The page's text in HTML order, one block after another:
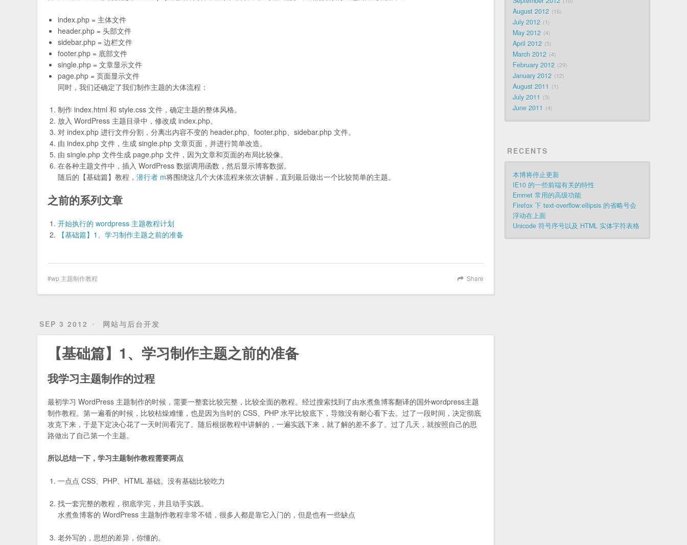
index.php = 主体文件
header.php = 头部文件
sidebar.php = 边栏文件
footer.php = 底部文件
single.php = 文章显示文件
page.php = 页面显示文件
同时，我们还确定了我们制作主题的大体流程：
制作 index.html 和 style.css 文件，确定主题的整体风格。
放入 WordPress 主题目录中，修改成 index.php。
对 index.php 进行文件分割，分离出内容不变的 header.php、footer.php、sidebar.php 文件。
由 index.php 文件，生成 single.php 文章页面，并进行简单改造。
由 single.php 文件生成 page.php 文件，因为文章和页面的布局比较像。
在各种主题文件中，插入 WordPress 数据调用函数，然后显示博客数据。
随后的【基础篇】教程，潜行者 m将围绕这几个大体流程来依次讲解，直到最后做出一个比较简单的主题。
之前的系列文章
开始执行的 wordpress 主题教程计划
【基础篇】1、学习制作主题之前的准备
Share
wp 主题制作教程
SEP 3 2012 网站与后台开发
【基础篇】1、学习制作主题之前的准备
我学习主题制作的过程
最初学习 WordPress 主题制作的时候，需要一整套比较完整，比较全面的教程。经过搜索找到了由水煮鱼博客翻译的国外wordpress主题
制作教程。第一遍看的时候，比较枯燥难懂，也是因为当时的 CSS、PHP 水平比较底下，导致没有耐心看下去。过了一段时间，决定彻底
攻克下来，于是下定决心花了一天时间看完了。随后根据教程中讲解的，一遍实践下来，就了解的差不多了。过了几天，就按照自己的思
路做出了自己第一个主题。
所以总结一下，学习主题制作教程需要两点
一点点 CSS、PHP、HTML 基础。没有基础比较吃力
找一套完整的教程，彻底学完，并且动手实践。
水煮鱼博客的 WordPress 主题制作教程非常不错，很多人都是靠它入门的，但是也有一些缺点
老外写的，思想的差异，你懂的。
August 2012 16
July 2012 1
May 2012 4
April 2012 5
March 2012 4
February 2012 29
January 2012 12
August 2011 1
July 2011 3
June 2011 4
RECENTS
本博将停止更新
IE10 的一些前端有关的特性
Emmet 常用的高级功能
Firefox 下 text-overflow:ellipsis 的省略号会
浮动在上面
Unicode 符号序号以及 HTML 实体字符表格